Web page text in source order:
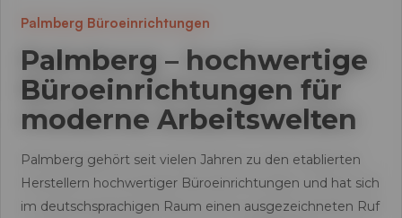
Palmberg Büroeinrichtungen
Palmberg – hochwertige
Büroeinrichtungen für
moderne Arbeitswelten
Palmberg gehört seit vielen Jahren zu den etablierten
Herstellern hochwertiger Büroeinrichtungen und hat sich
im deutschsprachigen Raum einen ausgezeichneten Ruf